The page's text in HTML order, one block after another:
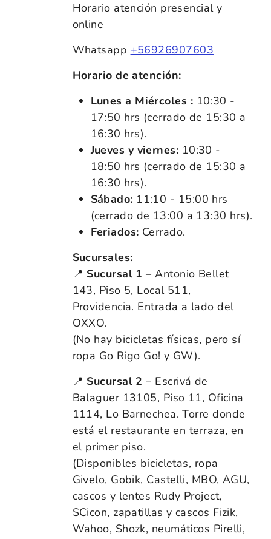
Horario atención presencial y
online
Whatsapp +56926907603
Horario de atención:
Lunes a Miércoles : 10:30 -
17:50 hrs (cerrado de 15:30 a
16:30 hrs).
Jueves y viernes: 10:30 -
18:50 hrs (cerrado de 15:30 a
16:30 hrs).
Sábado: 11:10 - 15:00 hrs
(cerrado de 13:00 a 13:30 hrs).
Feriados: Cerrado.
Sucursales:
📍 Sucursal 1 – Antonio Bellet
143, Piso 5, Local 511,
Providencia. Entrada a lado del
OXXO.
(No hay bicicletas físicas, pero sí
ropa Go Rigo Go! y GW).
📍 Sucursal 2 – Escrivá de
Balaguer 13105, Piso 11, Oficina
1114, Lo Barnechea. Torre donde
está el restaurante en terraza, en
el primer piso.
(Disponibles bicicletas, ropa
Givelo, Gobik, Castelli, MBO, AGU,
cascos y lentes Rudy Project,
SCicon, zapatillas y cascos Fizik,
Wahoo, Shozk, neumáticos Pirelli,